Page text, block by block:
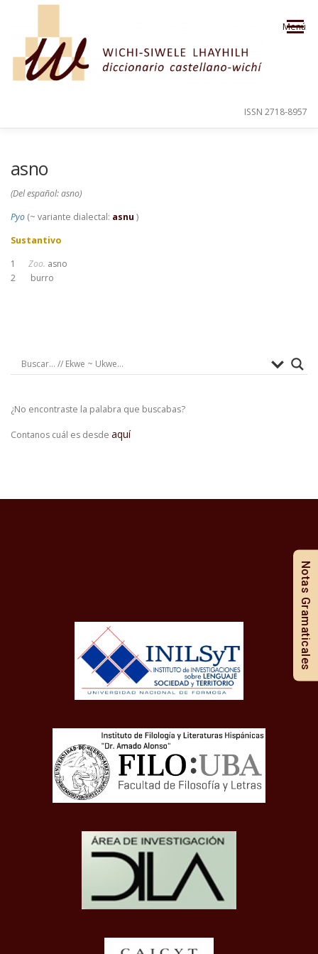
Saltar al contenido
Menú
ISSN 2718-8957
asno
(Del español: asno)
Pyo (~ variante dialectal: asnu )
Sustantivo
1 Zoo. asno
2
burro
¿No encontraste la palabra que buscabas?
Contanos cuál es desde aquí
Notas Gramaticales